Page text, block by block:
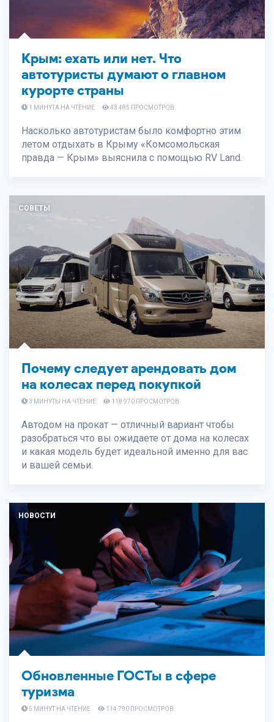
Крым: ехать или нет. Что
автотуристы думают о главном
курорте страны
1 МИНУТА НА ЧТЕНИЕ 43 485 ПРОСМОТРОВ
Насколько автотуристам было комфортно этим
летом отдыхать в Крыму «Комсомольская
правда — Крым» выяснила с помощью RV Land.
СОВЕТЫ
Почему следует арендовать дом
на колесах перед покупкой
3 МИНУТЫ НА ЧТЕНИЕ 118 970 ПРОСМОТРОВ
Автодом на прокат — отличный вариант чтобы
разобраться что вы ожидаете от дома на колесах
и какая модель будет идеальной именно для вас
и вашей семьи.
НОВОСТИ
Обновленные ГОСТы в сфере
туризма
5 МИНУТ НА ЧТЕНИЕ 114 790 ПРОСМОТРОВ